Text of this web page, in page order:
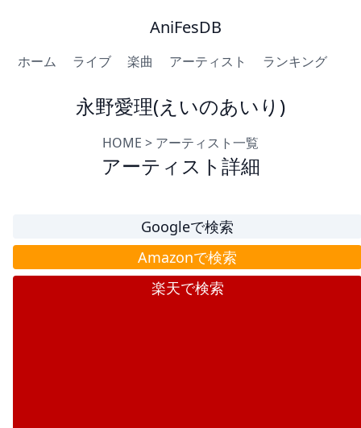
AniFesDB
ホーム ライブ 楽曲 アーティスト ランキング
永野愛理(えいのあいり)
HOME > アーティスト一覧
アーティスト詳細
Googleで検索
Amazonで検索
楽天で検索